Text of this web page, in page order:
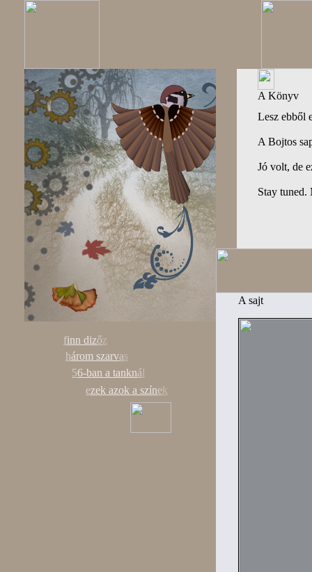
finn dizőz
három szarvas
56-ban a tanknál
ezek azok a színek
A Könyv
Lesz ebből
A Bojtos
Jó volt, de
Stay tuned.
A sajt